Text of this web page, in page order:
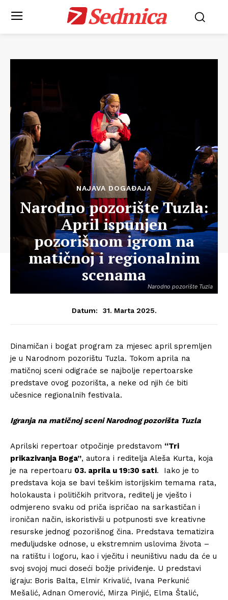
Sedmica
Narodno pozorište Tuzla
NAJAVA DOGAĐAJA
Narodno pozorište Tuzla:
April ispunjen
pozorišnom igrom na
matičnoj i regionalnim
scenama
Datum: 31. Marta 2025.
Dinamičan i bogat program za mjesec april spremljen
je u Narodnom pozorištu Tuzla. Tokom aprila na
matičnoj sceni odigraće se najbolje repertoarske
predstave ovog pozorišta, a neke od njih će biti
učesnice regionalnih festivala.
Igranja na matičnoj sceni Narodnog pozorišta Tuzla
Aprilski repertoar otpočinje predstavom “Tri
prikazivanja Boga”, autora i reditelja Aleša Kurta, koja
je na repertoaru 03. aprila u 19:30 sati. Iako je to
predstava koja se bavi teškim istorijskim temama rata,
holokausta i političkih pritvora, reditelj je vješto i
odmjereno svaku od priča ispričao na sarkastičan i
ironičan način, iskoristivši u potpunosti sve kreativne
resurske jednog pozorišnog čina. Predstava tematizira
međuljudske odnose, u ekstremnim uslovima života –
na ratištu i logoru, kao i vječitu i neuništivu nadu da će u
svoj svojoj muci doseći božje priviđenje. U predstavi
igraju: Boris Balta, Elmir Krivalić, Ivana Perkunić
Mešalić, Adnan Omerović, Mirza Pinjić, Elma Štalić,